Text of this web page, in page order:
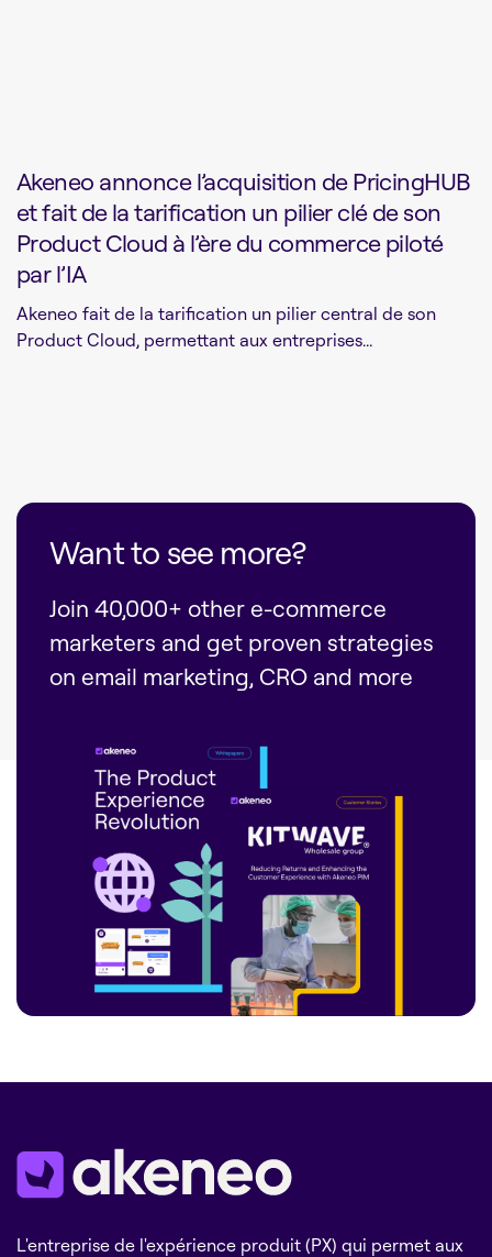
Akeneo annonce l’acquisition de PricingHUB
et fait de la tarification un pilier clé de son
Product Cloud à l’ère du commerce piloté
par l’IA
Akeneo fait de la tarification un pilier central de son
Product Cloud, permettant aux entreprises...
Want to see more?
Join 40,000+ other e-commerce
marketers and get proven strategies
on email marketing, CRO and more
L'entreprise de l'expérience produit (PX) qui permet aux